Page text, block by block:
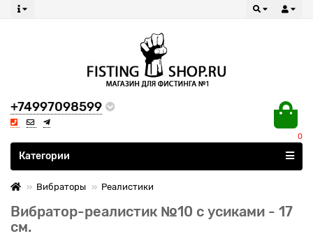
+74997098599
0
Все категории
Категории
Вибраторы Реалистики
Вибратор-реалистик №10 с усиками - 17
см.